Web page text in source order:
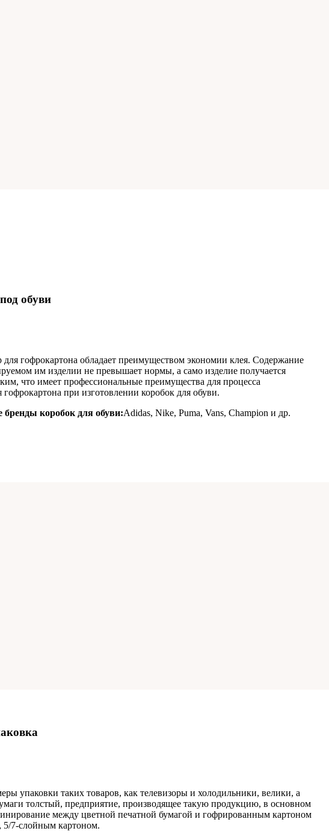
обуви
гофрокартона обладает преимуществом экономии клея. Содержание
им изделии не превышает нормы, а само изделие получается
что имеет профессиональные преимущества для процесса
при изготовлении коробок для обуви.
коробок для обуви:Adidas, Nike, Puma, Vans, Champion и др.
упаковки таких товаров, как телевизоры и холодильники, велики, а
толстый, предприятие, производящее такую ​​продукцию, в основном
между цветной печатной бумагой и гофрированным картоном
5/7-слойным картоном.